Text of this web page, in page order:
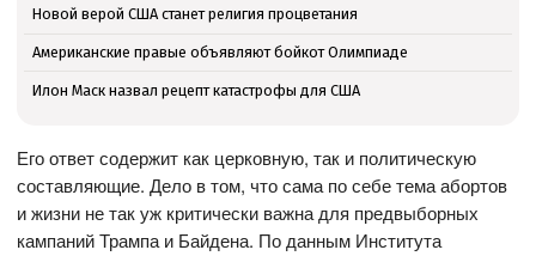
Новой верой США станет религия процветания
Американские правые объявляют бойкот Олимпиаде
Илон Маск назвал рецепт катастрофы для США
Его ответ содержит как церковную, так и политическую
составляющие. Дело в том, что сама по себе тема абортов
и жизни не так уж критически важна для предвыборных
кампаний Трампа и Байдена. По данным Института